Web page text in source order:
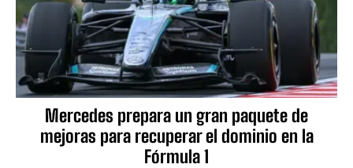
Mercedes prepara un gran paquete de
mejoras para recuperar el dominio en la
Fórmula 1